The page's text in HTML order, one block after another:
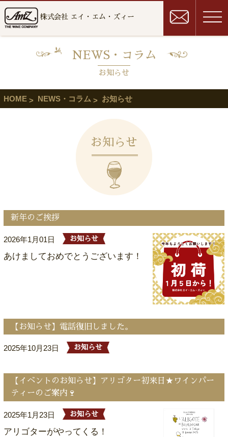
株式会社 エイ・エム・ズィー
NEWS・コラム
お知らせ
HOME NEWS・コラム お知らせ
お知らせ
新年のご挨拶
2026年1月01日 お知らせ
あけましておめでとうございます！
【お知らせ】電話復旧しました。
2025年10月23日 お知らせ
【イベントのお知らせ】アリゴター初来日★ワインパー
ティーのご案内🍷
2025年1月23日 お知らせ
アリゴターがやってくる！